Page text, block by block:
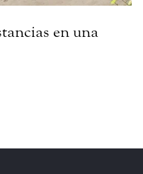
en una